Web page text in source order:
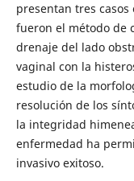
presentan tres casos
fueron el método de
drenaje del lado
vaginal con la
estudio de la
resolución de los
la integridad
enfermedad ha
invasivo exitoso.